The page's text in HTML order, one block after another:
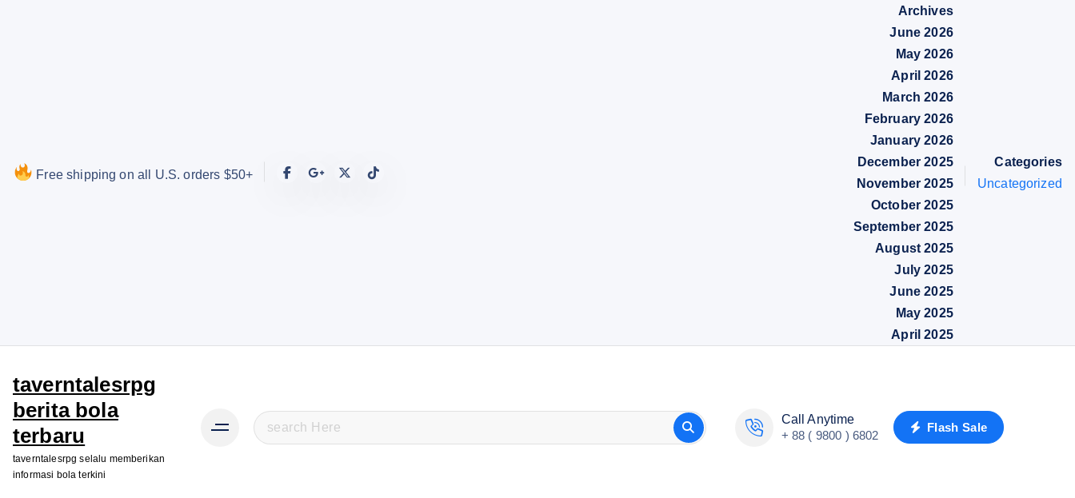
Free shipping on all U.S. orders $50+
Archives
June 2026
May 2026
April 2026
March 2026
February 2026
January 2026
December 2025
November 2025
October 2025
September 2025
August 2025
July 2025
June 2025
May 2025
April 2025
Categories
Uncategorized
taverntalesrpg
berita bola
terbaru
taverntalesrpg selalu memberikan
informasi bola terkini
S
e
Call Anytime
+ 88 ( 9800 ) 6802
Flash Sale